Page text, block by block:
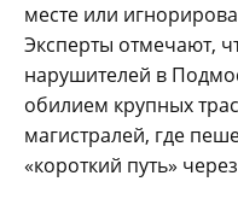
месте или
Эксперты отмечают,
нарушителей в
обилием крупных
магистралей, где
«короткий путь»